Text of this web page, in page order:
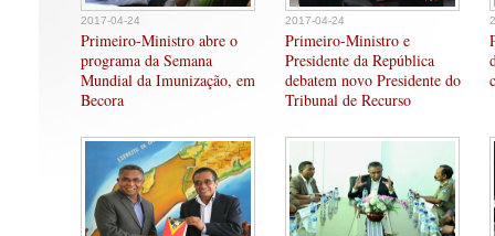
2017-04-24
Primeiro-Ministro abre o
programa da Semana
Mundial da Imunização, em
Becora
2017-04-24
Primeiro-Ministro e
Presidente da República
debatem novo Presidente do
Tribunal de Recurso